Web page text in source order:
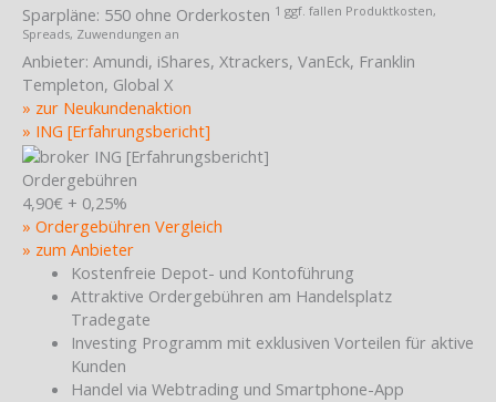
Sparpläne: 550 ohne Orderkosten 1 ggf. fallen Produktkosten,
Spreads, Zuwendungen an
Anbieter: Amundi, iShares, Xtrackers, VanEck, Franklin
Templeton, Global X
» zur Neukundenaktion
» ING [Erfahrungsbericht]
Ordergebühren
4,90€ + 0,25%
» Ordergebühren Vergleich
» zum Anbieter
Kostenfreie Depot- und Kontoführung
Attraktive Ordergebühren am Handelsplatz
Tradegate
Investing Programm mit exklusiven Vorteilen für aktive
Kunden
Handel via Webtrading und Smartphone-App